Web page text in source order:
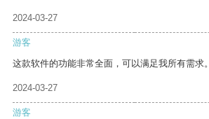
2024-03-27
游客
这款软件的功能非常全面，可以满足我所有需求。
2024-03-27
游客